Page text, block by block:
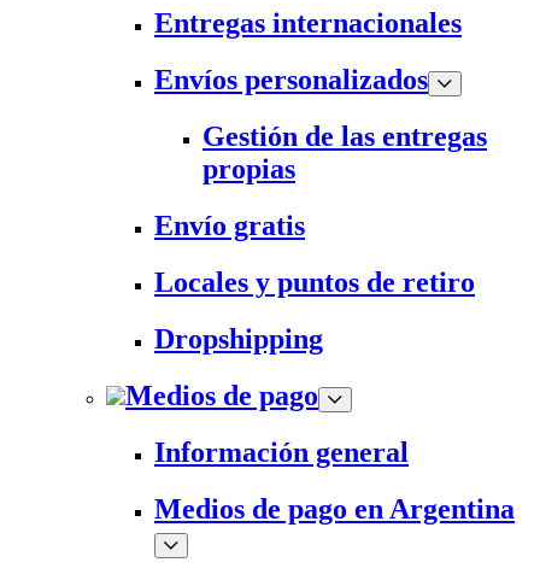
Entregas internacionales
Envíos personalizados
Gestión de las entregas
propias
Envío gratis
Locales y puntos de retiro
Dropshipping
Medios de pago
Información general
Medios de pago en Argentina